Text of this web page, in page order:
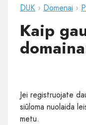
DUK › Domenai ›
Kaip
Jei registruojate
siūloma nuolaida
metu.